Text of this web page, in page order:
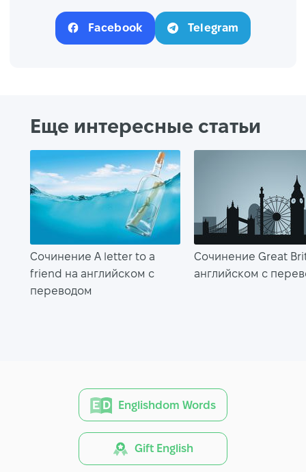
Facebook Telegram
Еще интересные статьи
Сочинение A letter to a
friend на английском с
переводом
Сочинение Great
английском с
Englishdom Words
Gift English